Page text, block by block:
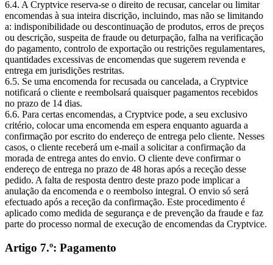
6.4. A Cryptvice reserva-se o direito de recusar, cancelar ou limitar
encomendas à sua inteira discrição, incluindo, mas não se limitando
a: indisponibilidade ou descontinuação de produtos, erros de preços
ou descrição, suspeita de fraude ou deturpação, falha na verificação
do pagamento, controlo de exportação ou restrições regulamentares,
quantidades excessivas de encomendas que sugerem revenda e
entrega em jurisdições restritas.
6.5. Se uma encomenda for recusada ou cancelada, a Cryptvice
notificará o cliente e reembolsará quaisquer pagamentos recebidos
no prazo de 14 dias.
6.6. Para certas encomendas, a Cryptvice pode, a seu exclusivo
critério, colocar uma encomenda em espera enquanto aguarda a
confirmação por escrito do endereço de entrega pelo cliente. Nesses
casos, o cliente receberá um e-mail a solicitar a confirmação da
morada de entrega antes do envio. O cliente deve confirmar o
endereço de entrega no prazo de 48 horas após a receção desse
pedido. A falta de resposta dentro deste prazo pode implicar a
anulação da encomenda e o reembolso integral. O envio só será
efectuado após a receção da confirmação. Este procedimento é
aplicado como medida de segurança e de prevenção da fraude e faz
parte do processo normal de execução de encomendas da Cryptvice.
Artigo 7.º: Pagamento